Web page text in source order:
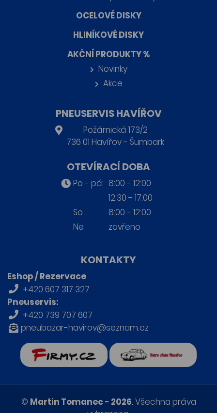
OCELOVÉ DISKY
HLINÍKOVÉ DISKY
AKČNÍ PRODUKTY %
Novinky
Akce
PNEUSERVIS HAVÍŘOV
Požárnická 173/2
736 01 Havířov - Šumbark
OTEVÍRACÍ DOBA
Po - pá: 8:00 - 12:00
12:30 - 17:00
So
8:00 - 12:00
Ne
zavřeno
KONTAKTY
Eshop / Rezervace
+420 607 317 327
Pneuservis:
+420 739 707 607
pneubazar-havirov@seznam.cz
Retro auta Havířov
© Martin Tomanec - 2026. Všechna práva